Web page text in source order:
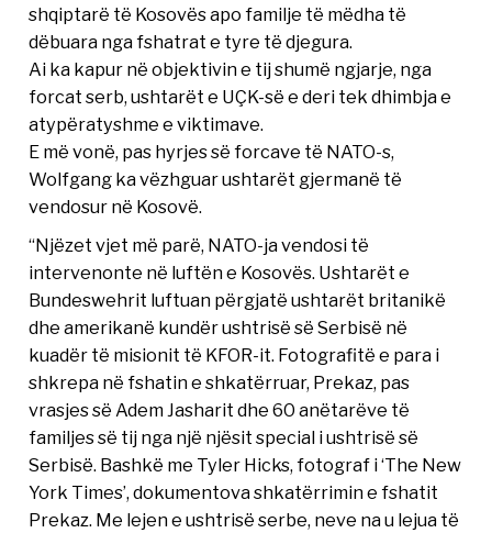
shqiptarë të Kosovës apo familje të mëdha të
dëbuara nga fshatrat e tyre të djegura.
Ai ka kapur në objektivin e tij shumë ngjarje, nga
forcat serb, ushtarët e UÇK-së e deri tek dhimbja e
atypëratyshme e viktimave.
E më vonë, pas hyrjes së forcave të NATO-s,
Wolfgang ka vëzhguar ushtarët gjermanë të
vendosur në Kosovë.
“Njëzet vjet më parë, NATO-ja vendosi të
intervenonte në luftën e Kosovës. Ushtarët e
Bundeswehrit luftuan përgjatë ushtarët britanikë
dhe amerikanë kundër ushtrisë së Serbisë në
kuadër të misionit të KFOR-it. Fotografitë e para i
shkrepa në fshatin e shkatërruar, Prekaz, pas
vrasjes së Adem Jasharit dhe 60 anëtarëve të
familjes së tij nga një njësit special i ushtrisë së
Serbisë. Bashkë me Tyler Hicks, fotograf i ‘The New
York Times’, dokumentova shkatërrimin e fshatit
Prekaz. Me lejen e ushtrisë serbe, neve na u lejua të